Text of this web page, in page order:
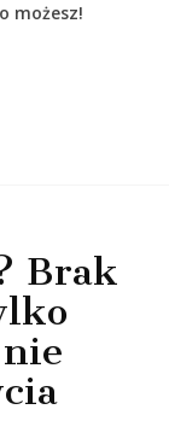
możesz!
Brak